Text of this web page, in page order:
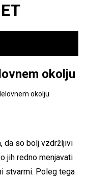
okolju
okolju
da so bolj vzdržljivi
jih redno menjavati
stvarmi. Poleg tega